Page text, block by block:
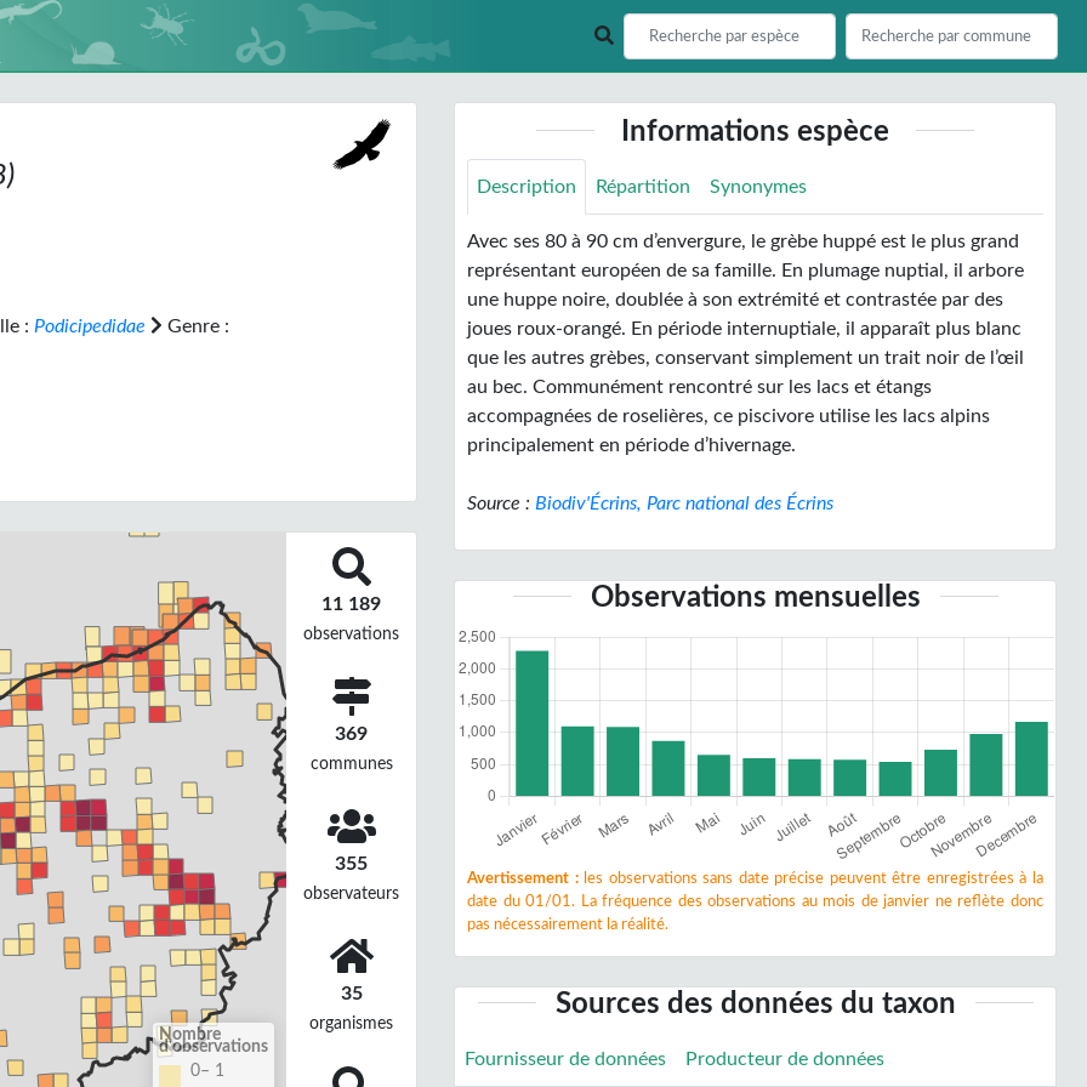
: Podicipedidae Genre :
Nombre
d'observations
0– 1
11 189
observations
369
communes
355
observateurs
35
organismes
Informations espèce
Description Répartition Synonymes
Avec ses 80 à 90 cm d’envergure, le grèbe huppé est le plus grand
représentant européen de sa famille. En plumage nuptial, il arbore
une huppe noire, doublée à son extrémité et contrastée par des
joues roux-orangé. En période internuptiale, il apparaît plus blanc
que les autres grèbes, conservant simplement un trait noir de l’œil
au bec. Communément rencontré sur les lacs et étangs
accompagnées de roselières, ce piscivore utilise les lacs alpins
principalement en période d’hivernage.
Source : Biodiv'Écrins, Parc national des Écrins
Observations mensuelles
Avertissement :les observations sans date précise peuvent être enregistrées à la
date du 01/01. La fréquence des observations au mois de janvier ne reflète donc
pas nécessairement la réalité.
Sources des données du taxon
Fournisseur de données Producteur de données